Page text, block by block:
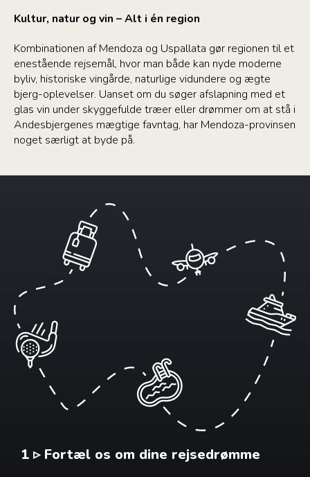
Kultur, natur og vin – Alt i én region
Kombinationen af Mendoza og Uspallata gør regionen til et
enestående rejsemål, hvor man både kan nyde moderne
byliv, historiske vingårde, naturlige vidundere og ægte
bjerg-oplevelser. Uanset om du søger afslapning med et
glas vin under skyggefulde træer eller drømmer om at stå i
Andesbjergenes mægtige favntag, har Mendoza-provinsen
noget særligt at byde på.
1 ▹ Fortæl os om dine rejsedrømme